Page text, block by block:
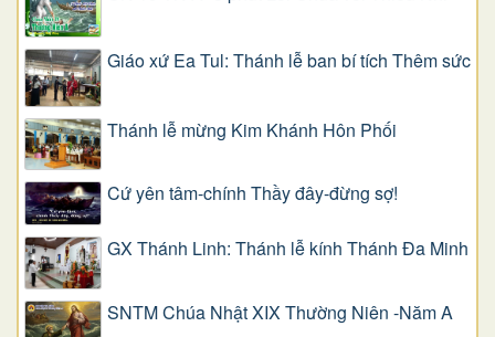
Giáo xứ Ea Tul: Thánh lễ ban bí tích Thêm sức
Thánh lễ mừng Kim Khánh Hôn Phối
Cứ yên tâm-chính Thầy đây-đừng sợ!
GX Thánh Linh: Thánh lễ kính Thánh Đa Minh
SNTM Chúa Nhật XIX Thường Niên -Năm A